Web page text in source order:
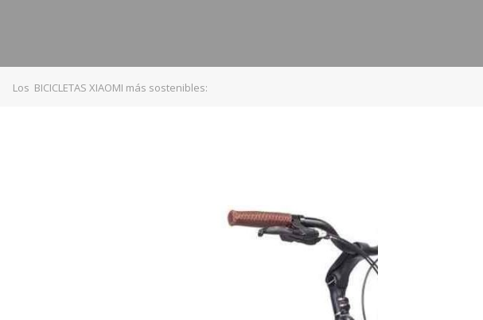
Los BICICLETAS XIAOMI más sostenibles: